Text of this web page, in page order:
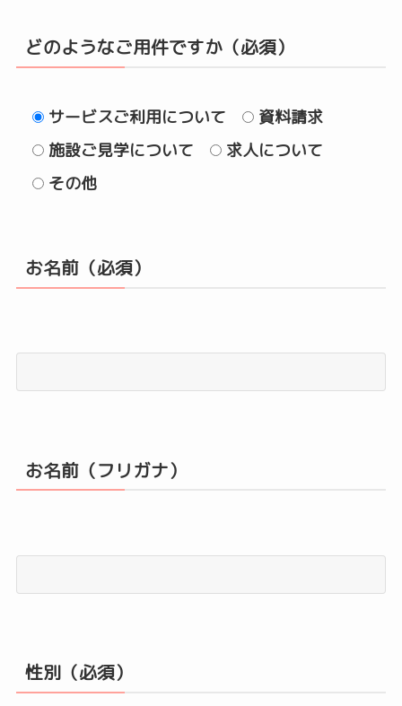
どのようなご用件ですか（必須）
サービスご利用について
資料請求
施設ご見学について
求人について
その他
お名前（必須）
お名前（フリガナ）
性別（必須）